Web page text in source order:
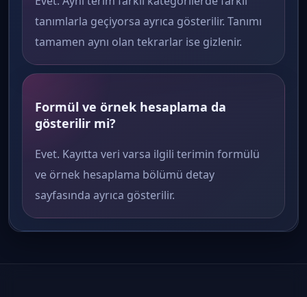
tanımlarla geçiyorsa ayrıca gösterilir. Tanımı
tamamen aynı olan tekrarlar ise gizlenir.
Formül ve örnek hesaplama da
gösterilir mi?
Evet. Kayıtta veri varsa ilgili terimin formülü
ve örnek hesaplama bölümü detay
sayfasında ayrıca gösterilir.